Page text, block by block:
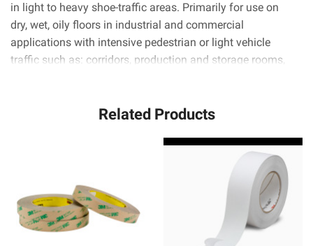
in light to heavy shoe-traffic areas. Primarily for use on
dry, wet, oily floors in industrial and commercial
applications with intensive pedestrian or light vehicle
traffic such as: corridors, production and storage rooms,
Related Products